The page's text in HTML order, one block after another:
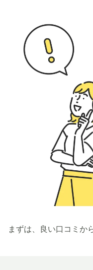
まずは、良い口コミか